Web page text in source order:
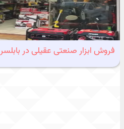
فروش ابزار صنعتی عقیلی در بابلسر